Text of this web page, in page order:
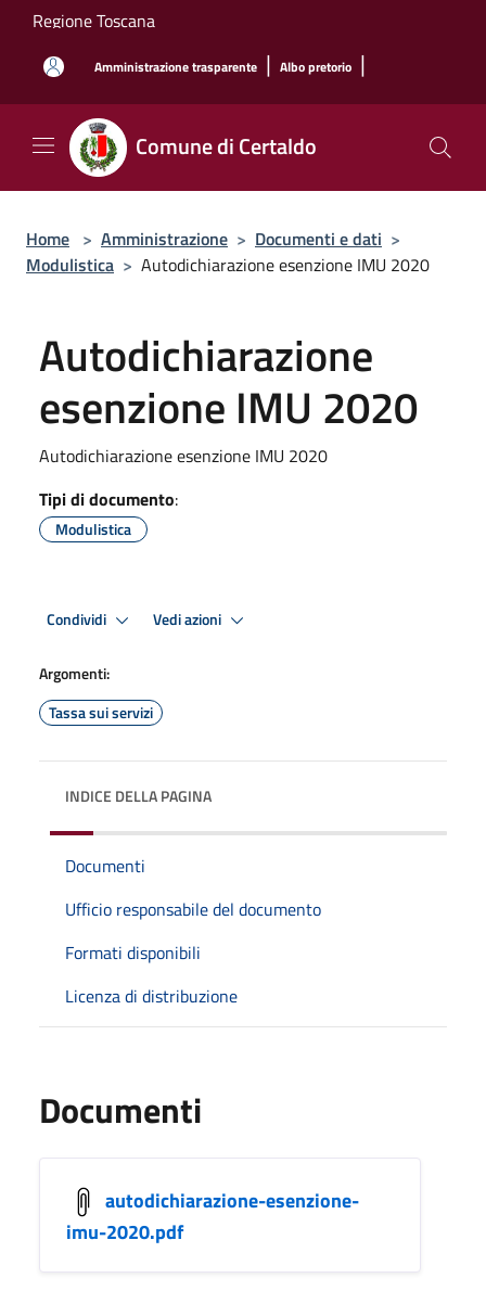
Salta al contenuto principale
Regione Toscana
Amministrazione trasparente | Albo pretorio |
Comune di Certaldo
Home > Amministrazione > Documenti e dati >
Modulistica > Autodichiarazione esenzione IMU 2020
Autodichiarazione
esenzione IMU 2020
Autodichiarazione esenzione IMU 2020
Tipi di documento:
Modulistica
Condividi Vedi azioni
Argomenti:
Tassa sui servizi
INDICE DELLA PAGINA
Documenti
Ufficio responsabile del documento
Formati disponibili
Licenza di distribuzione
Documenti
autodichiarazione-esenzione-
imu-2020.pdf